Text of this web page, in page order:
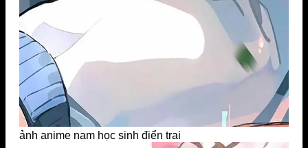
ảnh anime nam học sinh điển trai